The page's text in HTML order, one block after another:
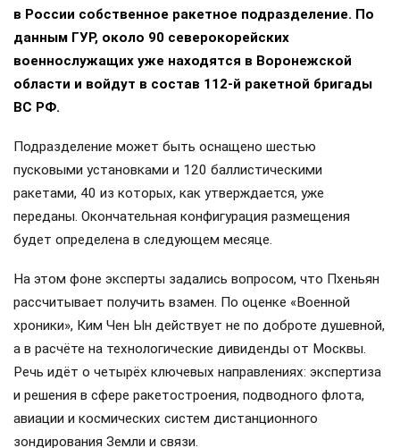
в России собственное ракетное подразделение. По
данным ГУР, около 90 северокорейских
военнослужащих уже находятся в Воронежской
области и войдут в состав 112-й ракетной бригады
ВС РФ.
Подразделение может быть оснащено шестью
пусковыми установками и 120 баллистическими
ракетами, 40 из которых, как утверждается, уже
переданы. Окончательная конфигурация размещения
будет определена в следующем месяце.
На этом фоне эксперты задались вопросом, что Пхеньян
рассчитывает получить взамен. По оценке «Военной
хроники», Ким Чен Ын действует не по доброте душевной,
а в расчёте на технологические дивиденды от Москвы.
Речь идёт о четырёх ключевых направлениях: экспертиза
и решения в сфере ракетостроения, подводного флота,
авиации и космических систем дистанционного
зондирования Земли и связи.